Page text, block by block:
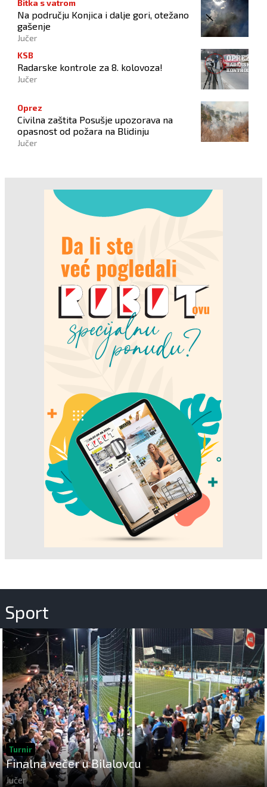
Bitka s vatrom
Na području Konjica i dalje gori, otežano
gašenje
Jučer
KSB
Radarske kontrole za 8. kolovoza!
Jučer
Oprez
Civilna zaštita Posušje upozorava na
opasnost od požara na Blidinju
Jučer
Sport
Turnir
Finalna večer u Bilalovcu
Jučer